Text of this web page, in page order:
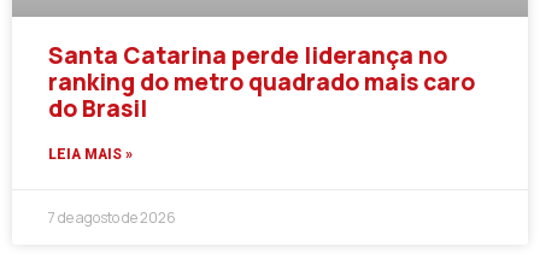
Santa Catarina perde liderança no
ranking do metro quadrado mais caro
do Brasil
LEIA MAIS »
7 de agosto de 2026